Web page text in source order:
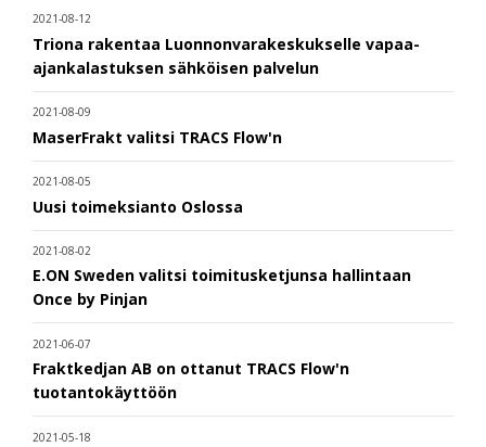
2021-08-12
Triona rakentaa Luonnonvarakeskukselle vapaa-
ajankalastuksen sähköisen palvelun
2021-08-09
MaserFrakt valitsi TRACS Flow'n
2021-08-05
Uusi toimeksianto Oslossa
2021-08-02
E.ON Sweden valitsi toimitusketjunsa hallintaan
Once by Pinjan
2021-06-07
Fraktkedjan AB on ottanut TRACS Flow'n
tuotantokäyttöön
2021-05-18